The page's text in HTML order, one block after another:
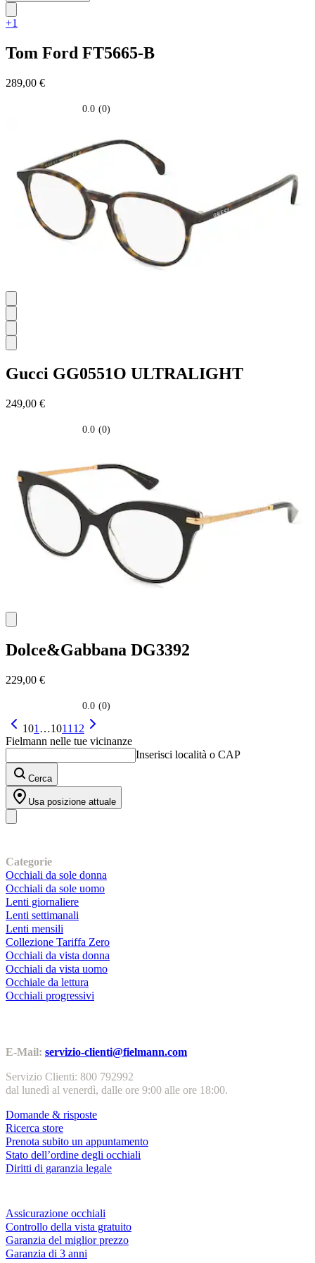
+1
Tom Ford FT5665-B
289,00 €
0.0 (0)
Gucci GG0551O ULTRALIGHT
249,00 €
0.0 (0)
stelle.
Dolce&Gabbana DG3392
229,00 €
0.0 (0)
su
5
stelle.
101 …1011 12
Fielmann nelle tue vicinanze
Inserisci località o CAP
Cerca
Usa posizione attuale
Categorie
Occhiali da sole donna
Occhiali da sole uomo
Lenti giornaliere
Lenti settimanali
Lenti mensili
Collezione Tariffa Zero
Occhiali da vista donna
Occhiali da vista uomo
Occhiale da lettura
Occhiali progressivi
E-Mail: servizio-clienti@fielmann.com
Servizio Clienti: 800 792992
dal lunedì al venerdì, dalle ore 9:00 alle ore 18:00.
Domande & risposte
Ricerca store
Prenota subito un appuntamento
Stato dell’ordine degli occhiali
Diritti di garanzia legale
Assicurazione occhiali
Controllo della vista gratuito
Garanzia del miglior prezzo
Garanzia di 3 anni